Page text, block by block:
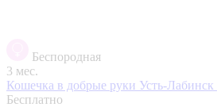
Беспородная
3 мес.
Кошечка в добрые руки Усть-Лабинск
Бесплатно